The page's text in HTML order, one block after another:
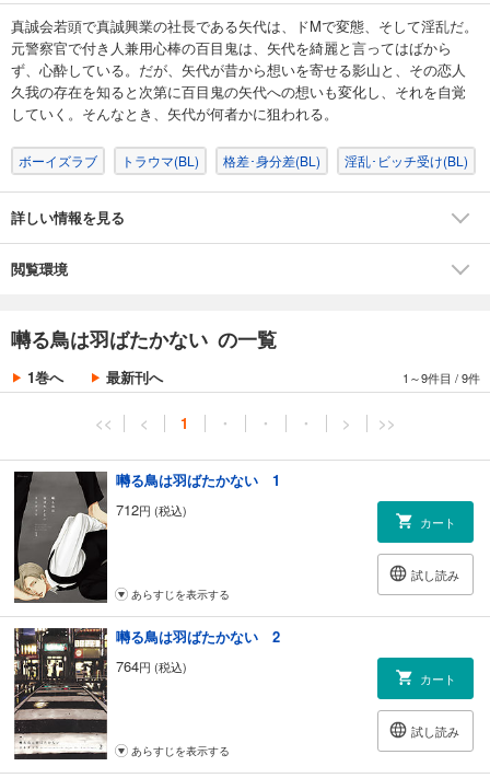
真誠会若頭で真誠興業の社長である矢代は、ドMで変態、そして淫乱だ。
元警察官で付き人兼用心棒の百目鬼は、矢代を綺麗と言ってはばから
ず、心酔している。だが、矢代が昔から想いを寄せる影山と、その恋人
久我の存在を知ると次第に百目鬼の矢代への想いも変化し、それを自覚
していく。そんなとき、矢代が何者かに狙われる。
ボーイズラブ トラウマ(BL) 格差･身分差(BL) 淫乱･ビッチ受け(BL)
詳しい情報を見る
閲覧環境
囀る鳥は羽ばたかない の一覧
1巻へ 最新刊へ 1～9件目 /9件
<< < 1 ・ ・ ・ > >>
囀る鳥は羽ばたかない 1
712円 (税込)
カート
試し読み
あらすじを表示する
囀る鳥は羽ばたかない 2
764円 (税込)
カート
試し読み
あらすじを表示する